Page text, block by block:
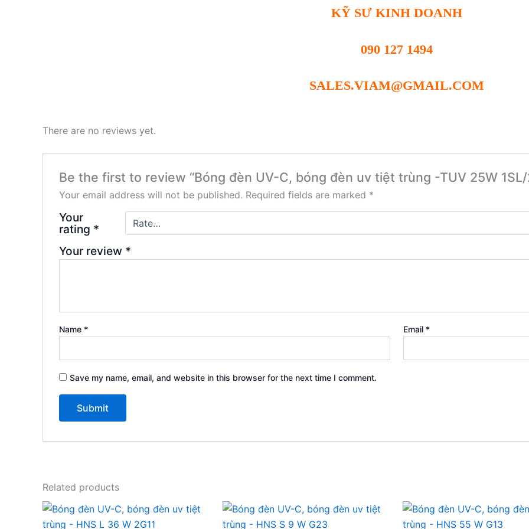
KỸ SƯ KINH DOANH
090 127 1494
SALES.VIAM@GMAIL.COM
There are no reviews yet.
Be the first to review “Bóng đèn UV-C, bóng đèn uv tiệt trùng -TUV 25W 1SL/
Your email address will not be published. Required fields are marked *
Your
rating *
Your review *
Name * Email *
Save my name, email, and website in this browser for the next time I comment.
Related products